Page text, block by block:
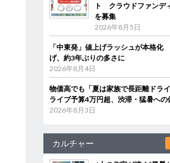
ト クラウドファンデ
を募集
2026年8月5日
「中東発」値上げラッシュが本格
げ、約3年ぶりの多さに
2026年8月4日
物価高でも「夏は家族で長距離ドラ
ライブ予算4万円超、渋滞・猛暑への
2026年8月3日
カルチャー